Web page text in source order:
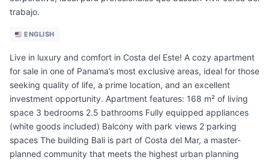
trabajo.
ENGLISH
Live in luxury and comfort in Costa del Este! A cozy apartment
for sale in one of Panama’s most exclusive areas, ideal for those
seeking quality of life, a prime location, and an excellent
investment opportunity. Apartment features: 168 m² of living
space 3 bedrooms 2.5 bathrooms Fully equipped appliances
(white goods included) Balcony with park views 2 parking
spaces The building Bali is part of Costa del Mar, a master-
planned community that meets the highest urban planning